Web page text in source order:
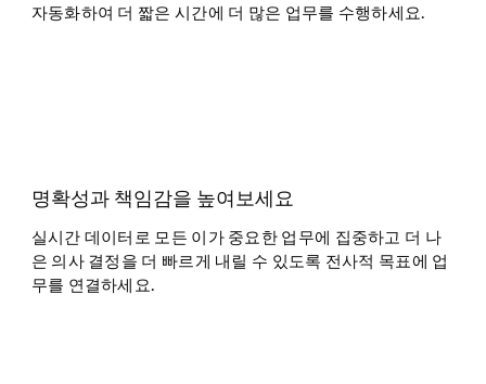
자동화하여 더 짧은 시간에 더 많은 업무를 수행하세요.
명확성과 책임감을 높여보세요
실시간 데이터로 모든 이가 중요한 업무에 집중하고 더 나
은 의사 결정을 더 빠르게 내릴 수 있도록 전사적 목표에 업
무를 연결하세요.